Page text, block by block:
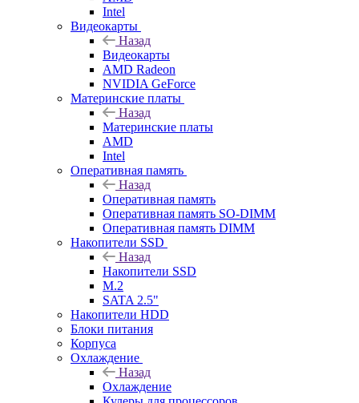
Intel
Видеокарты
Назад
Видеокарты
AMD Radeon
NVIDIA GeForce
Материнские платы
Назад
Материнские платы
AMD
Intel
Оперативная память
Назад
Оперативная память
Оперативная память SO-DIMM
Оперативная память DIMM
Накопители SSD
Назад
Накопители SSD
M.2
SATA 2.5"
Накопители HDD
Блоки питания
Корпуса
Охлаждение
Назад
Охлаждение